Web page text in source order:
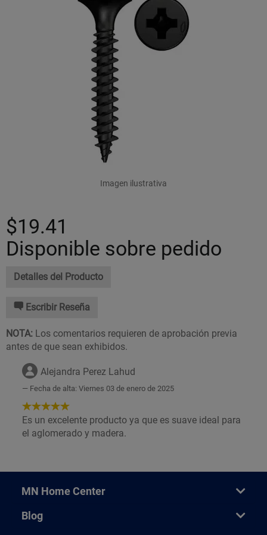
Imagen ilustrativa
$19.41
Disponible sobre pedido
Detalles del Producto
Escribir Reseña
NOTA: Los comentarios requieren de aprobación previa
antes de que sean exhibidos.
Alejandra Perez Lahud
Fecha de alta: Viernes 03 de enero de 2025
5
de
5
Es un excelente producto ya que es suave ideal para
el aglomerado y madera.
MN Home Center
Blog